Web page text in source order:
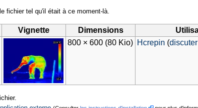
fichier tel qu'il était à ce moment-là.
Vignette Dimensions
800 × 600 (80 Kio) Hcrepin (discuter